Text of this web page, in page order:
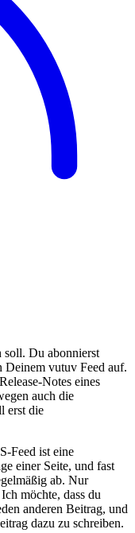
soll. Du abonnierst
Deinem vutuv Feed auf.
Notes eines
auch die
erst die
Feed ist eine
einer Seite, und fast
ab. Nur
möchte, dass du
anderen Beitrag, und
dazu zu schreiben.